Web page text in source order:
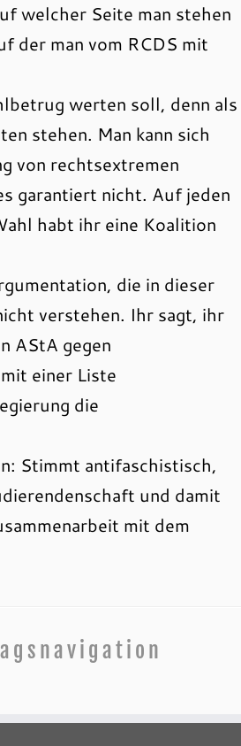
welcher Seite man stehen
der man vom RCDS mit
werten soll, denn als
stehen. Man kann sich
von rechtsextremen
garantiert nicht. Auf jeden
habt ihr eine Koalition
die in dieser
verstehen. Ihr sagt, ihr
AStA gegen
einer Liste
die
Stimmt antifaschistisch,
und damit
mit dem